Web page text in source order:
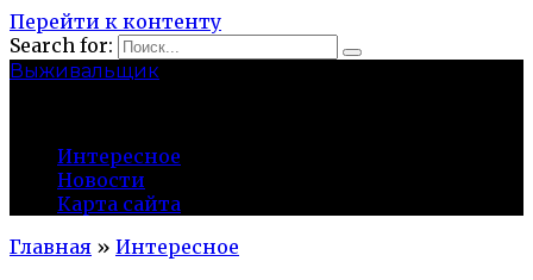
Перейти к контенту
Search for:
Выживальщик
Интересное
Новости
Карта сайта
Главная » Интересное